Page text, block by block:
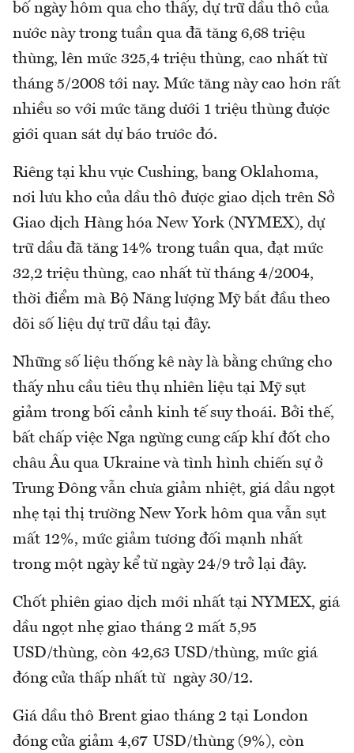
bố ngày hôm qua cho thấy, dự trữ dầu thô của
nước này trong tuần qua đã tăng 6,68 triệu
thùng, lên mức 325,4 triệu thùng, cao nhất từ
tháng 5/2008 tới nay. Mức tăng này cao hơn rất
nhiều so với mức tăng dưới 1 triệu thùng được
giới quan sát dự báo trước đó.
Riêng tại khu vực Cushing, bang Oklahoma,
nơi lưu kho của dầu thô được giao dịch trên Sở
Giao dịch Hàng hóa New York (NYMEX), dự
trữ dầu đã tăng 14% trong tuần qua, đạt mức
32,2 triệu thùng, cao nhất từ tháng 4/2004,
thời điểm mà Bộ Năng lượng Mỹ bắt đầu theo
dõi số liệu dự trữ dầu tại đây.
Những số liệu thống kê này là bằng chứng cho
thấy nhu cầu tiêu thụ nhiên liệu tại Mỹ sụt
giảm trong bối cảnh kinh tế suy thoái. Bởi thế,
bất chấp việc Nga ngừng cung cấp khí đốt cho
châu Âu qua Ukraine và tình hình chiến sự ở
Trung Đông vẫn chưa giảm nhiệt, giá dầu ngọt
nhẹ tại thị trường New York hôm qua vẫn sụt
mất 12%, mức giảm tương đối mạnh nhất
trong một ngày kể từ ngày 24/9 trở lại đây.
Chốt phiên giao dịch mới nhất tại NYMEX, giá
dầu ngọt nhẹ giao tháng 2 mất 5,95
USD/thùng, còn 42,63 USD/thùng, mức giá
đóng cửa thấp nhất từ ngày 30/12.
Giá dầu thô Brent giao tháng 2 tại London
đóng cửa giảm 4,67 USD/thùng (9%), còn